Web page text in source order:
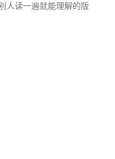
人读一遍就能理解的版